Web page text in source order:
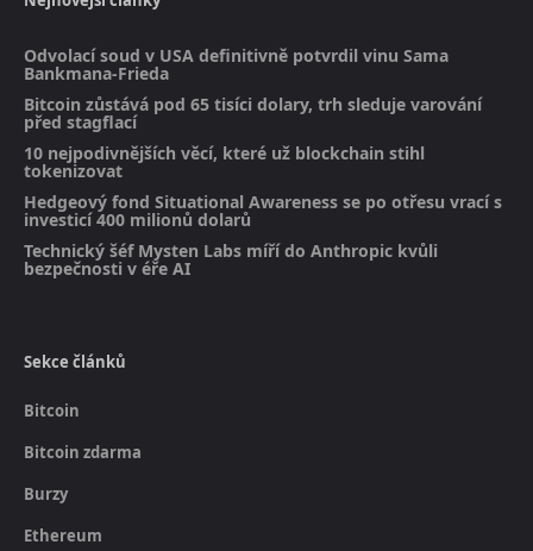
Odvolací soud v USA definitivně potvrdil vinu Sama
Bankmana-Frieda
Bitcoin zůstává pod 65 tisíci dolary, trh sleduje varování
před stagflací
10 nejpodivnějších věcí, které už blockchain stihl
tokenizovat
Hedgeový fond Situational Awareness se po otřesu vrací s
investicí 400 milionů dolarů
Technický šéf Mysten Labs míří do Anthropic kvůli
bezpečnosti v éře AI
Sekce článků
Bitcoin
Bitcoin zdarma
Burzy
Ethereum